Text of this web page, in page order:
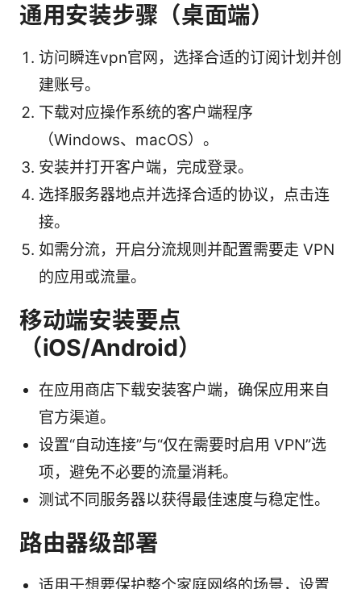
通用安装步骤（桌面端）
访问瞬连vpn官网，选择合适的订阅计划并创
建账号。
下载对应操作系统的客户端程序
（Windows、macOS）。
安装并打开客户端，完成登录。
选择服务器地点并选择合适的协议，点击连
接。
如需分流，开启分流规则并配置需要走 VPN
的应用或流量。
移动端安装要点
（iOS/Android）
在应用商店下载安装客户端，确保应用来自
官方渠道。
设置“自动连接”与“仅在需要时启用 VPN”选
项，避免不必要的流量消耗。
测试不同服务器以获得最佳速度与稳定性。
路由器级部署